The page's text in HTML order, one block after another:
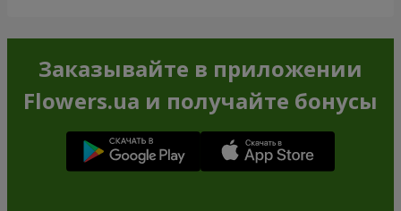
Заказывайте в приложении
Flowers.ua и получайте бонусы